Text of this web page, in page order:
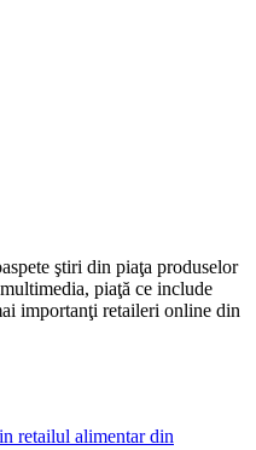
ştiri din piaţa produselor
piaţă ce include
importanţi retaileri online din
retailul alimentar din